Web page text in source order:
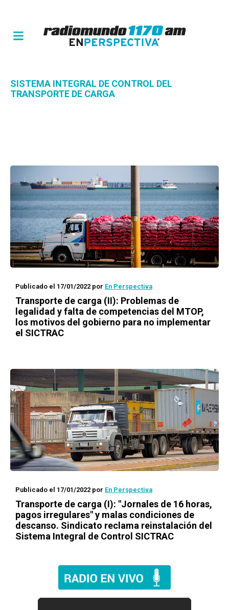
SISTEMA INTEGRAL DE CONTROL DEL
TRANSPORTE DE CARGA
Publicado el 17/01/2022 por En Perspectiva
Transporte de carga (II): Problemas de
legalidad y falta de competencias del MTOP,
los motivos del gobierno para no implementar
el SICTRAC
Publicado el 17/01/2022 por En Perspectiva
Transporte de carga (I): "Jornales de 16 horas,
pagos irregulares" y malas condiciones de
descanso. Sindicato reclama reinstalación del
Sistema Integral de Control SICTRAC